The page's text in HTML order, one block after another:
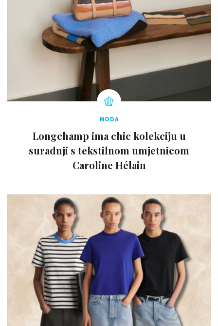
MODA
Longchamp ima chic kolekciju u
suradnji s tekstilnom umjetnicom
Caroline Hélain